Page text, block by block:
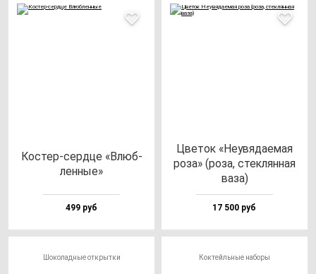
Кос­тер-сер­дце «Влюб­
лен­ные»
499 руб
Цве­ток «Неувя­да­емая
ро­за» (ро­за, стек­лян­ная
ва­за)
17 500 руб
Шоколадные открытки Коктейльные наборы